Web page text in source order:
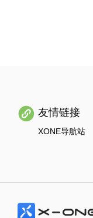
友情链接
XONE导航站